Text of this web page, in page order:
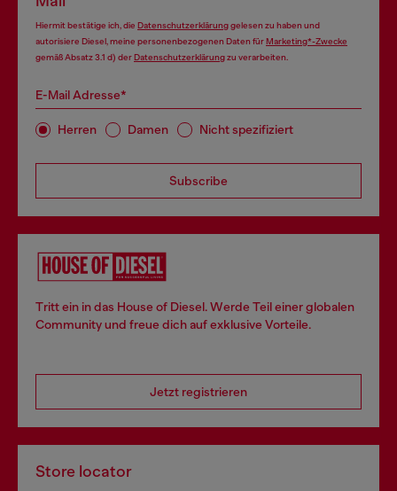
Hiermit bestätige ich, die Datenschutzerklärunggelesen zu haben und
autorisiere Diesel, meine personenbezogenen Daten fürMarketing*-Zwecke
gemäß Absatz 3.1 d) derDatenschutzerklärungzu verarbeiten.
E-Mail Adresse*
Herren Damen Nicht spezifiziert
Subscribe
Tritt ein in das House of Diesel. Werde Teil einer globalen
Community und freue dich auf exklusive Vorteile.
Jetzt registrieren
Store locator